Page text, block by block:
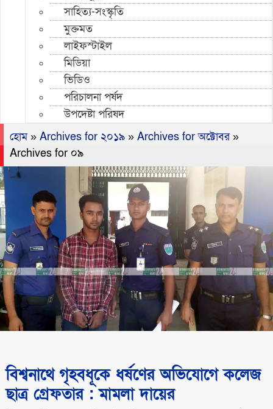
সাহিত্য-সংস্কৃতি
মুক্তমত
লাইফস্টাইল
মিডিয়া
ভিডিও
পরিচালনা পর্ষদ
উপদেষ্টা পরিষদ
হোম» Archives for ২০১৯ » Archives for অক্টোবর»
Archives for ০৯
বিশ্বনাথে গৃহবধূকে ধর্ষণের অভিযোগে কলেজ
ছাত্র গ্রেফতার : মামলা দায়ের